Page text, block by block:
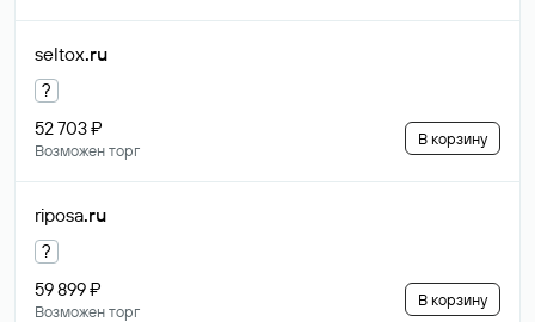
seltox.ru
?
52 703 ₽
Возможен торг
В корзину
riposa.ru
?
59 899 ₽
Возможен торг
В корзину